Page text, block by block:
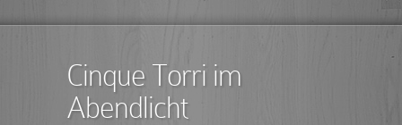
Cinque Torri im
Abendlicht